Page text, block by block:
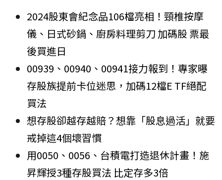
2024股東會紀念品106檔亮相！頸椎按摩
儀、日式砂鍋、廚房料理剪刀 加碼股 票最
後買進日
00939、00940、00941接力報到！專家曝
存股族提前卡位迷思，加碼12檔E TF絕配
買法
想存股卻越存越賠？想靠「股息過活」就要
戒掉這4個壞習慣
用0050、0056、台積電打造退休計畫！施
昇輝授3種存股買法 比定存多3倍